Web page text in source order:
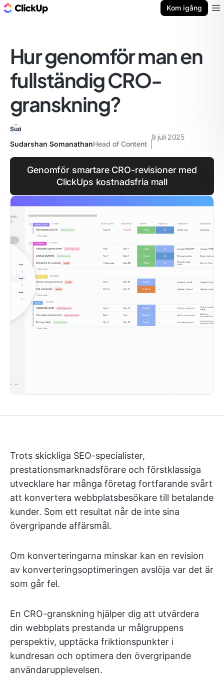
Kom igång
Hur genomför man en
fullständig CRO-
granskning?
Sudarshan SomanathanHead of Content
9 juli 2025
Genomför smartare CRO-revisioner med
ClickUps kostnadsfria mall
Trots skickliga SEO-specialister,
prestationsmarknadsförare och förstklassiga
utvecklare har många företag fortfarande svårt
att konvertera webbplatsbesökare till betalande
kunder. Som ett resultat når de inte sina
övergripande affärsmål.
Om konverteringarna minskar kan en revision
av konverteringsoptimeringen avslöja var det är
som går fel.
En CRO-granskning hjälper dig att utvärdera
din webbplats prestanda ur målgruppens
perspektiv, upptäcka friktionspunkter i
kundresan och optimera den övergripande
användarupplevelsen.